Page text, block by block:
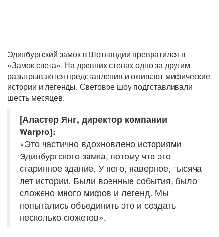
Эдинбургский замок в Шотландии превратился в
«Замок света». На древних стенах одно за другим
разыгрываются представления и оживают мифические
истории и легенды. Световое шоу подготавливали
шесть месяцев.
[Аластер Янг, директор компании
Warpro]:
«Это частично вдохновлено историями
Эдинбургского замка, потому что это
старинное здание. У него, наверное, тысяча
лет истории. Были военные события, было
сложено много мифов и легенд. Мы
попытались объединить это и создать
несколько сюжетов».